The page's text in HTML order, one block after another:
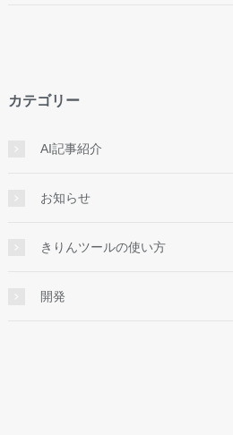
カテゴリー
AI記事紹介
お知らせ
きりんツールの使い方
開発